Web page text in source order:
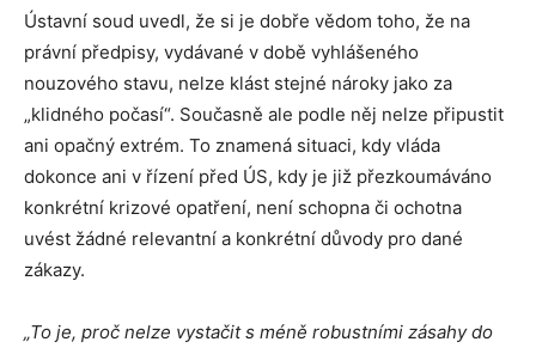
Ústavní soud uvedl, že si je dobře vědom toho, že na
právní předpisy, vydávané v době vyhlášeného
nouzového stavu, nelze klást stejné nároky jako za
„klidného počasí“. Současně ale podle něj nelze připustit
ani opačný extrém. To znamená situaci, kdy vláda
dokonce ani v řízení před ÚS, kdy je již přezkoumáváno
konkrétní krizové opatření, není schopna či ochotna
uvést žádné relevantní a konkrétní důvody pro dané
zákazy.
„To je, proč nelze vystačit s méně robustními zásahy do